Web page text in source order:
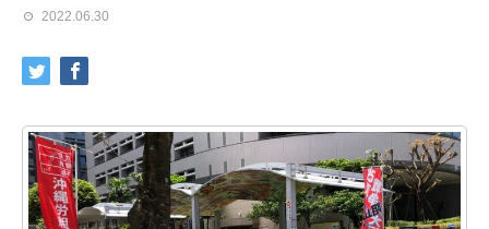
2022.06.30